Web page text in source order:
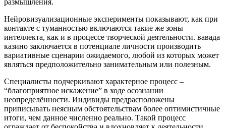
Нейровизуализационные эксперименты показывают, как при
контакте с туманностью включаются такие же зоны
интеллекта, как и в процессе творческой деятельности. вавада
казино заключается в потенциале личности производить
вариативные сценарии ожидаемого, любой из которых может
являться предположительно занимательным или полезным.
Специалисты подчеркивают характерное процесс –
“благоприятное искажение” в ходе осознании
неопределённости. Индивиды предрасположены
приписывать неясным обстоятельствам более оптимистичные
итоги, чем данное численно реально. Такой процесс